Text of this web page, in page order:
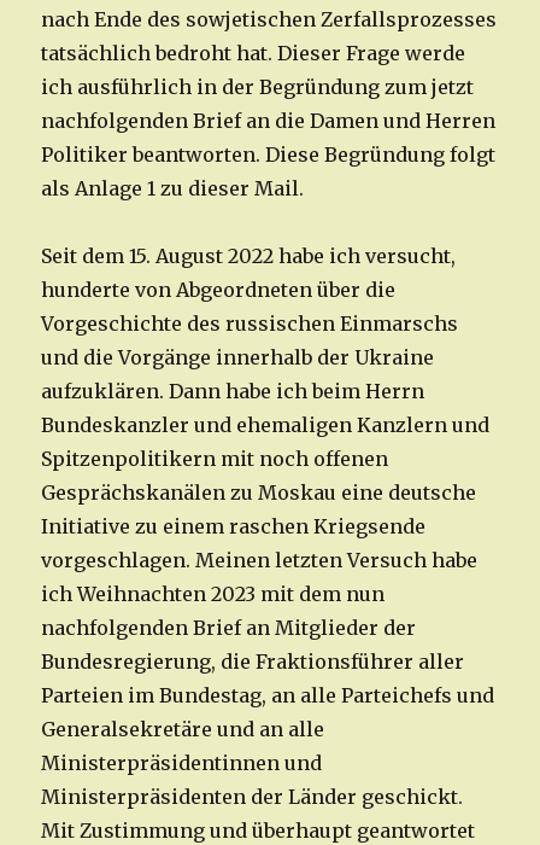
nach Ende des sowjetischen Zerfallsprozesses
tatsächlich bedroht hat. Dieser Frage werde
ich ausführlich in der Begründung zum jetzt
nachfolgenden Brief an die Damen und Herren
Politiker beantworten. Diese Begründung folgt
als Anlage 1 zu dieser Mail.
Seit dem 15. August 2022 habe ich versucht,
hunderte von Abgeordneten über die
Vorgeschichte des russischen Einmarschs
und die Vorgänge innerhalb der Ukraine
aufzuklären. Dann habe ich beim Herrn
Bundeskanzler und ehemaligen Kanzlern und
Spitzenpolitikern mit noch offenen
Gesprächskanälen zu Moskau eine deutsche
Initiative zu einem raschen Kriegsende
vorgeschlagen. Meinen letzten Versuch habe
ich Weihnachten 2023 mit dem nun
nachfolgenden Brief an Mitglieder der
Bundesregierung, die Fraktionsführer aller
Parteien im Bundestag, an alle Parteichefs und
Generalsekretäre und an alle
Ministerpräsidentinnen und
Ministerpräsidenten der Länder geschickt.
Mit Zustimmung und überhaupt geantwortet